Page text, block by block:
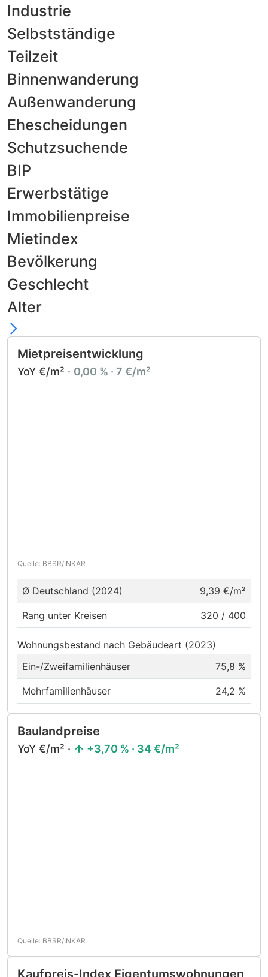
Industrie
Selbstständige
Teilzeit
Binnenwanderung
Außenwanderung
Ehescheidungen
Schutzsuchende
BIP
Erwerbstätige
Immobilienpreise
Mietindex
Bevölkerung
Geschlecht
Alter
Mietpreisentwicklung
YoY €/m² · 0,00 % · 7 €/m²
Quelle: BBSR/INKAR
Ø Deutschland (2024) 9,39 €/m²
Rang unter Kreisen 320 / 400
Wohnungsbestand nach Gebäudeart (2023)
Ein-/Zweifamilienhäuser
75,8 %
Mehrfamilienhäuser 24,2 %
Baulandpreise
YoY €/m² · +3,70 % · 34 €/m²
Quelle: BBSR/INKAR